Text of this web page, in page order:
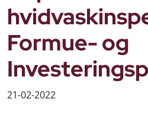
Formue- og
21-02-2022